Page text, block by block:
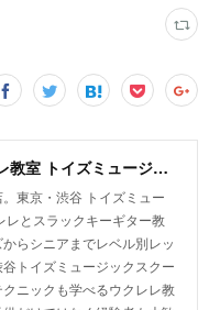
東京・渋谷ウクレレ教室 トイズミュージックスクール｜体験レッスン実施中！
東京・渋谷 トイズミュー
レとスラックキーギター教
らシニアまでレベル別レッ
トイズミュージックスクー
ニックも学べるウクレレ教